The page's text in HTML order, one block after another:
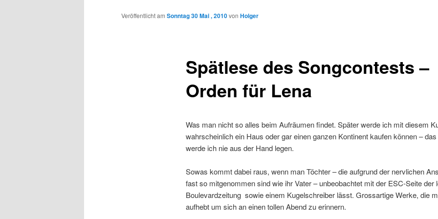
Inhalt
Spätlese des Songcontests –
Orden für Lena
Veröffentlicht am Sonntag 30 Mai , 2010von Holger
Was man nicht so alles beim Aufräumen findet. Später werde ich mit diesem
wahrscheinlich ein Haus oder gar einen ganzen Kontinent kaufen können –
werde ich nie aus der Hand legen.
Sowas kommt dabei raus, wenn man Töchter – die aufgrund der nervlichen
fast so mitgenommen sind wie ihr Vater – unbeobachtet mit der ESC-Seite der
Boulevardzeitung sowie einem Kugelschreiber lässt. Grossartige Werke, die
aufhebt um sich an einen tollen Abend zu erinnern.